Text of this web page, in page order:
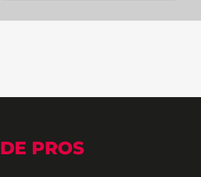
DE PROS